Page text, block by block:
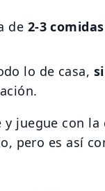
de 2-3 comidas
lo de casa,
y juegue con
pero es así